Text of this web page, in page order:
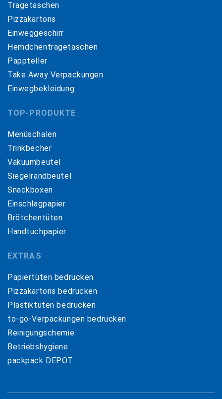
Tragetaschen
Pizzakartons
Einweggeschirr
Hemdchentragetaschen
Pappteller
Take Away Verpackungen
Einwegbekleidung
TOP-PRODUKTE
Menüschalen
Trinkbecher
Vakuumbeutel
Siegelrandbeutel
Snackboxen
Einschlagpapier
Brötchentüten
Handtuchpapier
EXTRAS
Papiertüten bedrucken
Pizzakartons bedrucken
Plastiktüten bedrucken
to-go-Verpackungen bedrucken
Reinigungschemie
Betriebshygiene
packpack DEPOT